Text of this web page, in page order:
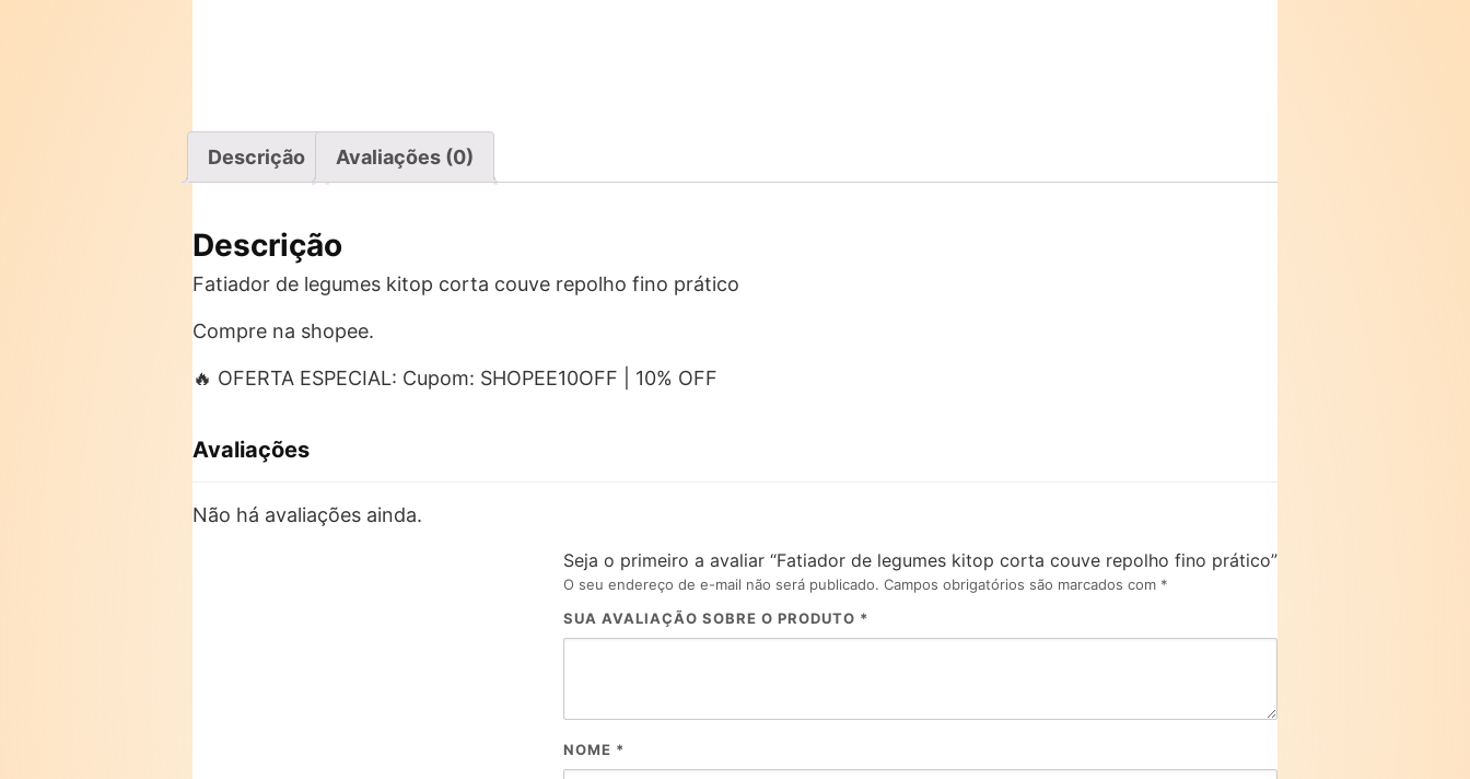
Descrição Avaliações (0)
Descrição
Fatiador de legumes kitop corta couve repolho fino prático
Compre na shopee.
🔥 OFERTA ESPECIAL: Cupom: SHOPEE10OFF | 10% OFF
Avaliações
Não há avaliações ainda.
Seja o primeiro a avaliar “Fatiador de legumes kitop corta couve repolho fino prático”
O seu endereço de e-mail não será publicado. Campos obrigatórios são marcados com *
SUA AVALIAÇÃO SOBRE O PRODUTO *
NOME *